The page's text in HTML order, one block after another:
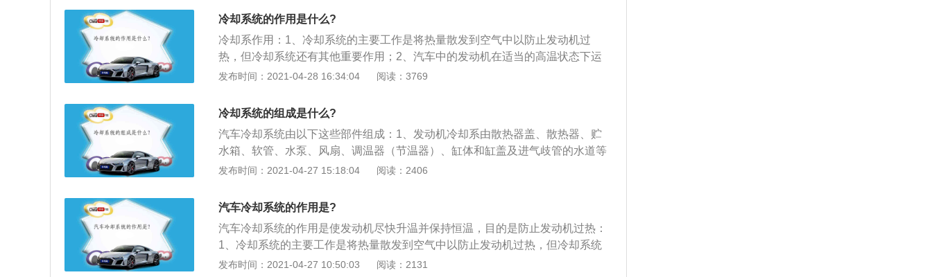
的装置称为水冷系统。由于水冷系统冷却均匀，效果好，而且发动机运转噪音
小，目前汽车发动机上广泛采用的是水冷系统。
冷却系统的作用是什么?
冷却系作用：1、冷却系统的主要工作是将热量散发到空气中以防止发动机过
热，但冷却系统还有其他重要作用；2、汽车中的发动机在适当的高温状态下运
行状况最好。如果发动机变冷，就会加快组件的磨损，从而使发动机效率降低并
温，并使其保持恒温；
发布时间：2021-04-28 16:34:04 阅读：3769
冷却系统的组成是什么?
汽车冷却系统由以下这些部件组成：1、发动机冷却系由散热器盖、散热器、贮
水箱、软管、水泵、风扇、调温器（节温器）、缸体和缸盖及进气歧管的水道等
组成；2、冷却系的功用是使发动机在任何工作状态下都得到适度的冷却，从而
压，使之在冷却系中循环流动。节温器的功用是根据发动机冷却液的温度，自动
改变流经散热器冷却液的流量，以此来调整冷却系的冷却强度。
发布时间：2021-04-27 15:18:04 阅读：2406
汽车冷却系统的作用是?
汽车冷却系统的作用是使发动机尽快升温并保持恒温，目的是防止发动机过热：
1、冷却系统的主要工作是将热量散发到空气中以防止发动机过热，但冷却系统
还有其他重要作用；2、汽车中的发动机在适当的高温状态下运行状况最好；3、
发布时间：2021-04-27 10:50:03 阅读：2131